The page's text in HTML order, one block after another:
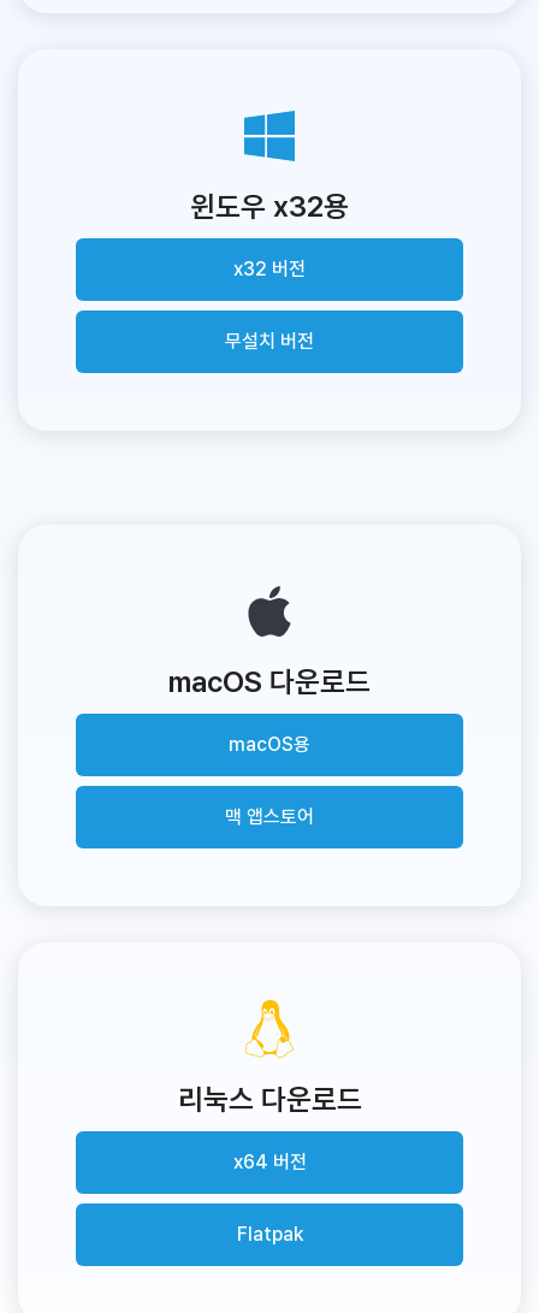
윈도우 x32용
x32 버전
무설치 버전
macOS 다운로드
macOS용
맥 앱스토어
리눅스 다운로드
x64 버전
Flatpak